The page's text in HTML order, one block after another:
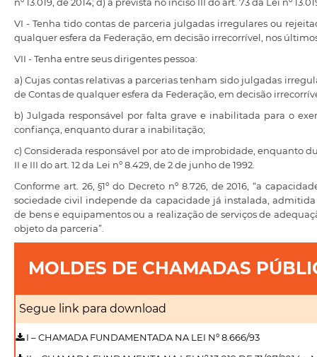
VI - Tenha tido contas de parceria julgadas irregulares ou
qualquer esfera da Federação, em decisão irrecorrível, nos
VII - Tenha entre seus dirigentes pessoa:
a) Cujas contas relativas a parcerias tenham sido julgadas
de Contas de qualquer esfera da Federação, em decisão
b) Julgada responsável por falta grave e inabilitada para o
confiança, enquanto durar a inabilitação;
c) Considerada responsável por ato de improbidade, enquanto
II e III do art. 12 da Lei nº 8.429, de 2 de junho de 1992.
Conforme art. 26, §1º do Decreto nº 8.726, de 2016, “a
sociedade civil independe da capacidade já instalada,
de bens e equipamentos ou a realização de serviços de
objeto da parceria”.
MOLDES DE CHAMADAS
Segue link para download
I – CHAMADA FUNDAMENTADA NA LEI Nº 8.666/93